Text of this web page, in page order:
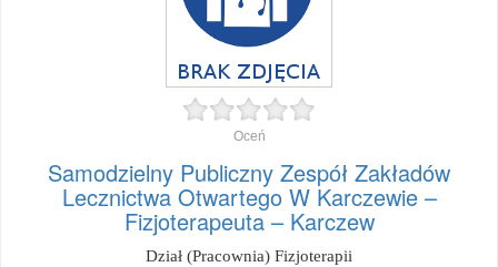
Oceń
Samodzielny Publiczny Zespół Zakładów
Lecznictwa Otwartego W Karczewie –
Fizjoterapeuta – Karczew
Dział (Pracownia) Fizjoterapii